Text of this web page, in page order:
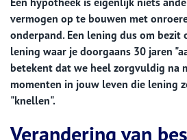
vermogen op te bouwen met
onderpand. Een lening dus om bezit
lening waar je doorgaans 30 jaren
betekent dat we heel zorgvuldig na
momenten in jouw leven die lening
"knellen".
Verandering van